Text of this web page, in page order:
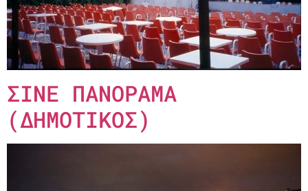
ΣΙΝΕ ΠΑΝΟΡΑΜΑ
(ΔΗΜΟΤΙΚΟΣ)